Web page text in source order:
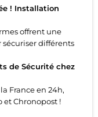
! Installation
offrent une
différents
de Sécurité chez
France en 24h,
et Chronopost !